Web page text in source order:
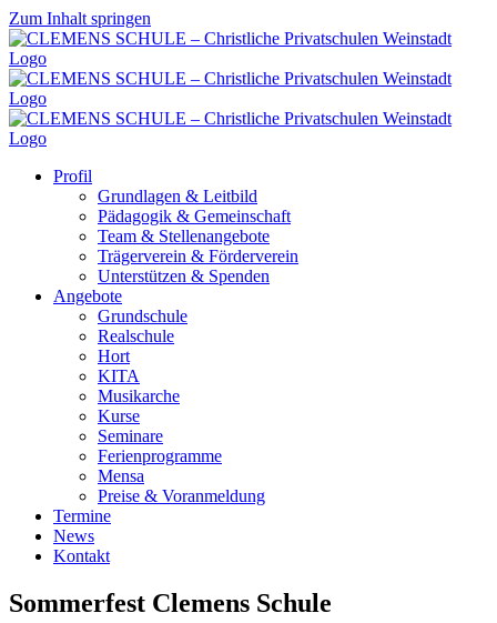
Zum Inhalt springen
Profil
Grundlagen & Leitbild
Pädagogik & Gemeinschaft
Team & Stellenangebote
Trägerverein & Förderverein
Unterstützen & Spenden
Angebote
Grundschule
Realschule
Hort
KITA
Musikarche
Kurse
Seminare
Ferienprogramme
Mensa
Preise & Voranmeldung
Termine
News
Kontakt
Sommerfest Clemens Schule